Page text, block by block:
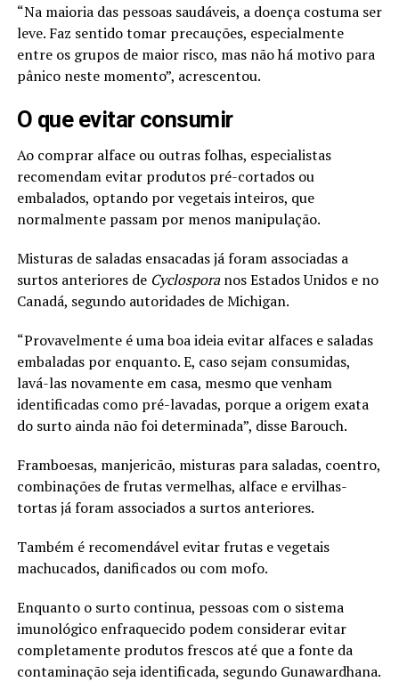
“Na maioria das pessoas saudáveis, a doença costuma ser
leve. Faz sentido tomar precauções, especialmente
entre os grupos de maior risco, mas não há motivo para
pânico neste momento”, acrescentou.
O que evitar consumir
Ao comprar alface ou outras folhas, especialistas
recomendam evitar produtos pré-cortados ou
embalados, optando por vegetais inteiros, que
normalmente passam por menos manipulação.
Misturas de saladas ensacadas já foram associadas a
surtos anteriores de Cyclosporanos Estados Unidos e no
Canadá, segundo autoridades de Michigan.
“Provavelmente é uma boa ideia evitar alfaces e saladas
embaladas por enquanto. E, caso sejam consumidas,
lavá-las novamente em casa, mesmo que venham
identificadas como pré-lavadas, porque a origem exata
do surto ainda não foi determinada”, disse Barouch.
Framboesas, manjericão, misturas para saladas, coentro,
combinações de frutas vermelhas, alface e ervilhas-
tortas já foram associados a surtos anteriores.
Também é recomendável evitar frutas e vegetais
machucados, danificados ou com mofo.
Enquanto o surto continua, pessoas com o sistema
imunológico enfraquecido podem considerar evitar
completamente produtos frescos até que a fonte da
contaminação seja identificada, segundo Gunawardhana.